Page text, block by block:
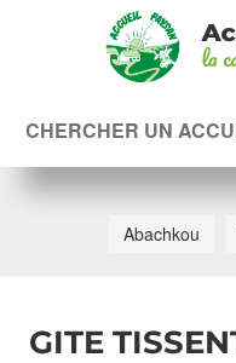
CHERCHER UN
Abachkou
GITE